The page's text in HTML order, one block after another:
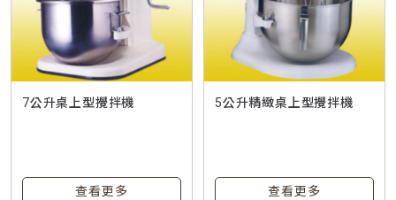
7公升桌上型攪拌機
查看更多
5公升精緻桌上型攪拌機
查看更多